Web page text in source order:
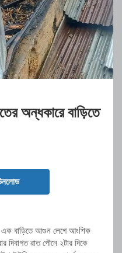
অন্ধকারে বাড়িতে
এক বাড়িতে আগুন লেগে আংশিক
দিবাগত রাত পৌনে ২টার দিকে